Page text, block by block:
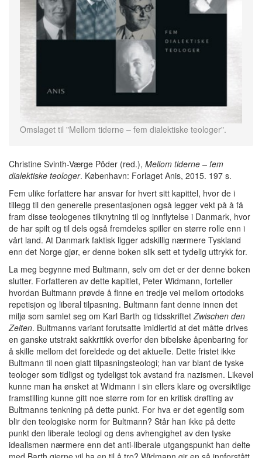
Omslaget til "Mellom tiderne – fem dialektiske teologer".
Christine Svinth-Værge Põder (red.), Mellom tiderne – fem
dialektiske teologer. København: Forlaget Anis, 2015. 197 s.
Fem ulike forfattere har ansvar for hvert sitt kapittel, hvor de i
tillegg til den generelle presentasjonen også legger vekt på å få
fram disse teologenes tilknytning til og innflytelse i Danmark, hvor
de har spilt og til dels også fremdeles spiller en større rolle enn i
vårt land. At Danmark faktisk ligger adskillig nærmere Tyskland
enn det Norge gjør, er denne boken slik sett et tydelig uttrykk for.
La meg begynne med Bultmann, selv om det er der denne boken
slutter. Forfatteren av dette kapitlet, Peter Widmann, forteller
hvordan Bultmann prøvde å finne en tredje vei mellom ortodoks
repetisjon og liberal tilpasning. Bultmann fant denne innen det
miljø som samlet seg om Karl Barth og tidsskriftetZwischen den
Zeiten. Bultmanns variant forutsatte imidlertid at det måtte drives
en ganske utstrakt sakkritikk overfor den bibelske åpenbaring for
å skille mellom det foreldede og det aktuelle. Dette fristet ikke
Bultmann til noen glatt tilpasningsteologi; han var blant de tyske
teologer som tidligst og tydeligst tok avstand fra nazismen. Likevel
kunne man ha ønsket at Widmann i sin ellers klare og oversiktlige
framstilling kunne gitt noe større rom for en kritisk drøfting av
Bultmanns tenkning på dette punkt. For hva er det egentlig som
blir den teologiske norm for Bultmann? Står han ikke på dette
punkt den liberale teologi og dens avhengighet av den tyske
idealismen nærmere enn det anti-liberale utgangspunkt han delte